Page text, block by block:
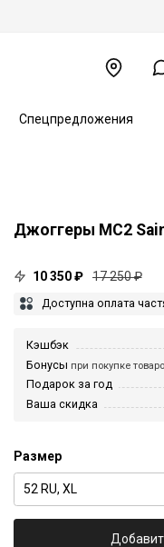
Спецпредложения
Джоггеры MC2
10 350 ₽ 17 250 ₽
Доступна оплата
Кэшбэк
Бонусы при покупке
Подарок за год
Ваша скидка
Размер
52 RU, XL